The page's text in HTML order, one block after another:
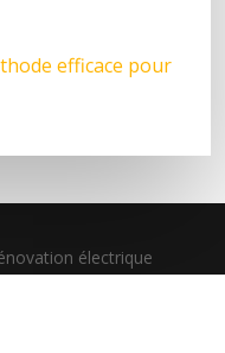
efficace pour
électrique